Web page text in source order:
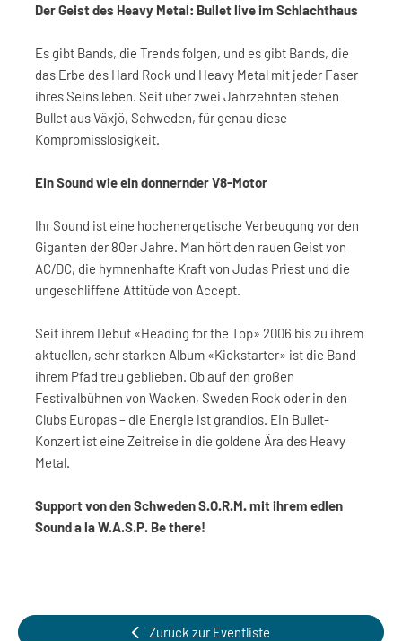
Der Geist des Heavy Metal: Bullet live im Schlachthaus
Es gibt Bands, die Trends folgen, und es gibt Bands, die
das Erbe des Hard Rock und Heavy Metal mit jeder Faser
ihres Seins leben. Seit über zwei Jahrzehnten stehen
Bullet aus Växjö, Schweden, für genau diese
Kompromisslosigkeit.
Ein Sound wie ein donnernder V8-Motor
Ihr Sound ist eine hochenergetische Verbeugung vor den
Giganten der 80er Jahre. Man hört den rauen Geist von
AC/DC, die hymnenhafte Kraft von Judas Priest und die
ungeschliffene Attitüde von Accept.
Seit ihrem Debüt «Heading for the Top» 2006 bis zu ihrem
aktuellen, sehr starken Album «Kickstarter» ist die Band
ihrem Pfad treu geblieben. Ob auf den großen
Festivalbühnen von Wacken, Sweden Rock oder in den
Clubs Europas – die Energie ist grandios. Ein Bullet-
Konzert ist eine Zeitreise in die goldene Ära des Heavy
Metal.
Support von den Schweden S.O.R.M. mit ihrem edlen
Sound a la W.A.S.P. Be there!
Zurück zur Eventliste